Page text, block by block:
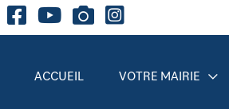
ACCUEIL VOTRE MAIRIE